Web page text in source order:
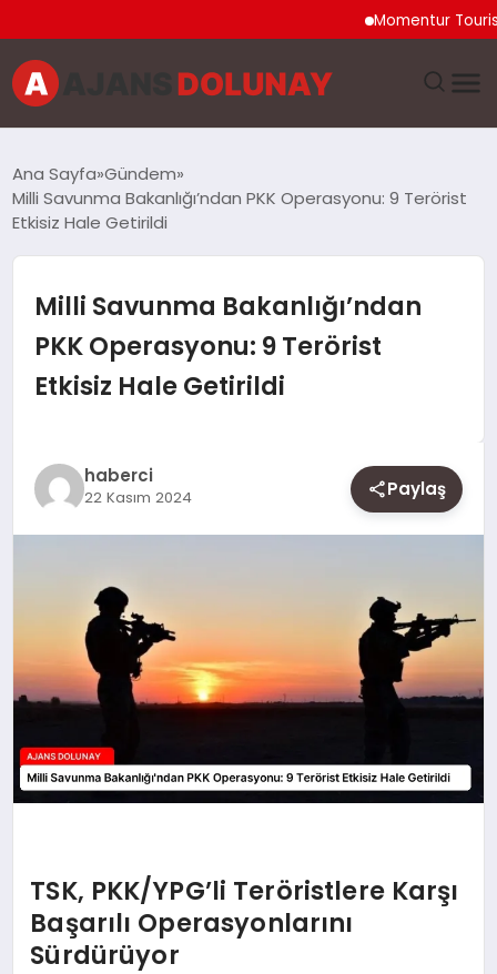
Momentur Tourism
EĞITIM
GÜNCEL
SAĞLIK
YAŞAM
Ana Sayfa Gündem
Milli Savunma Bakanlığı’ndan PKK Operasyonu: 9 Terörist
Etkisiz Hale Getirildi
Milli Savunma Bakanlığı’ndan
PKK Operasyonu: 9 Terörist
Etkisiz Hale Getirildi
haberci
22 Kasım 2024 Paylaş
TSK, PKK/YPG’li Teröristlere Karşı
Başarılı Operasyonlarını
Sürdürüyor